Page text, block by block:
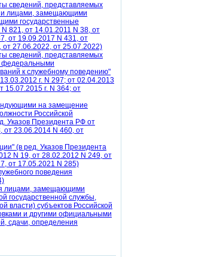
сведений, представляемых
и лицами, замещающими
государственные
821, от 14.01.2011 N 38, от
от 19.09.2017 N 431, от
27.06.2022, от 25.07.2022)
сведений, представляемых
федеральными
к служебному поведению"
г. N 297; от 02.04.2013
15.07.2015 г. N 364; от
на замещение
Российской
Указов Президента РФ от
от 23.06.2014 N 460, от
(в ред. Указов Президента
N 19, от 28.02.2012 N 249, от
от 17.05.2021 N 285)
поведения
лицами, замещающими
государственной службы,
власти) субъектов Российской
и другими официальными
сдачи, определения